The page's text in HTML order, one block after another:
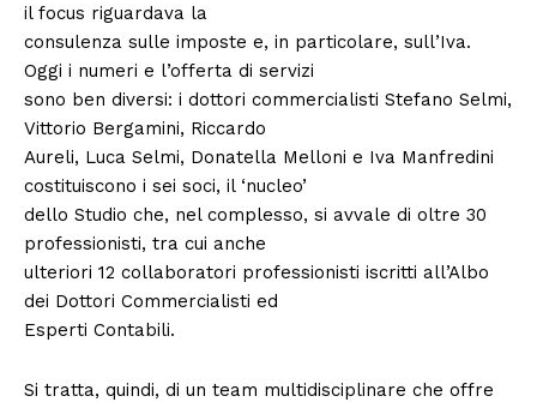
il focus riguardava la
consulenza sulle imposte e, in particolare, sull’Iva.
Oggi i numeri e l’offerta di servizi
sono ben diversi: i dottori commercialisti Stefano Selmi,
Vittorio Bergamini, Riccardo
Aureli, Luca Selmi, Donatella Melloni e Iva Manfredini
costituiscono i sei soci, il ‘nucleo’
dello Studio che, nel complesso, si avvale di oltre 30
professionisti, tra cui anche
ulteriori 12 collaboratori professionisti iscritti all’Albo
dei Dottori Commercialisti ed
Esperti Contabili.
Si tratta, quindi, di un team multidisciplinare che offre